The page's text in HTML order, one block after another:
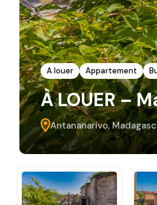
A louer Appartement
À LOUER –
Antananarivo,